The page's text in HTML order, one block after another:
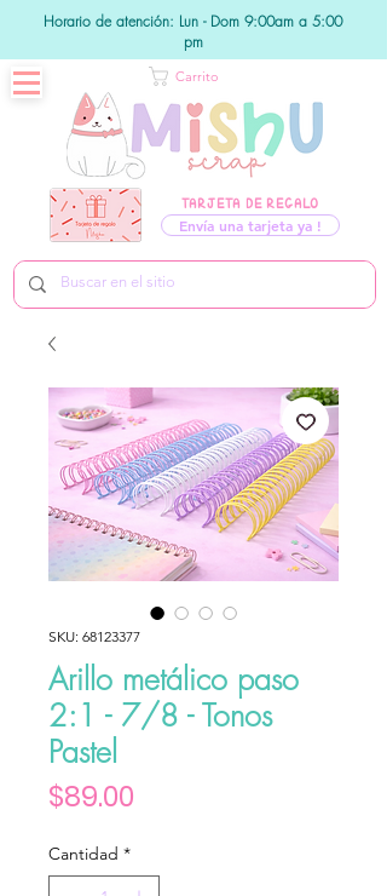
Horario de atención: Lun - Dom 9:00am a 5:00
pm
TARJETA DE REGALO
Envía una tarjeta ya !
Carrito
SKU: 68123377
Arillo metálico paso
2:1 - 7/8 - Tonos
Pastel
$89.00
Cantidad *